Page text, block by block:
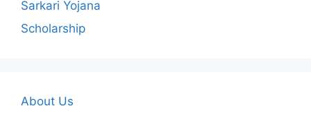
Sarkari Yojana
Scholarship
About Us